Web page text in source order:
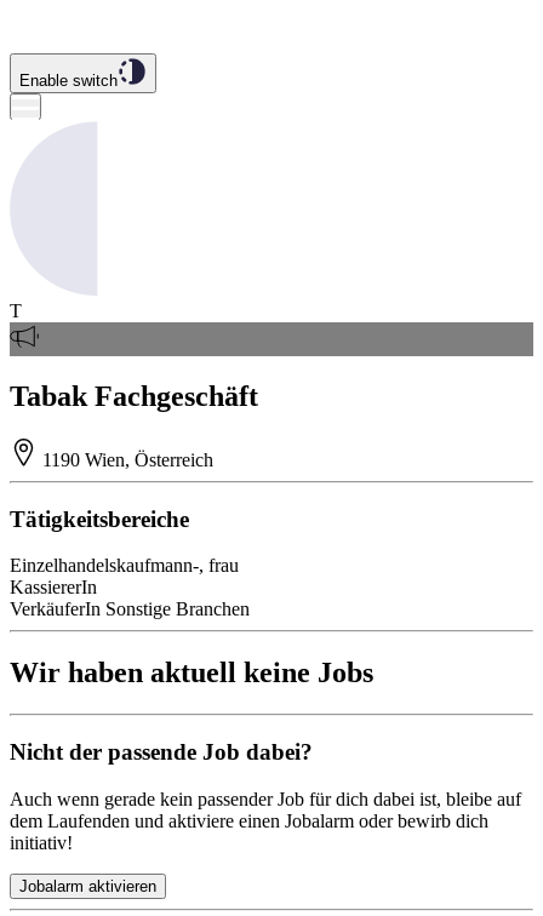
Enable switch
T
Tabak Fachgeschäft
1190 Wien, Österreich
Tätigkeitsbereiche
Einzelhandelskaufmann-, frau
KassiererIn
VerkäuferIn Sonstige Branchen
Wir haben aktuell keine Jobs
Nicht der passende Job dabei?
Auch wenn gerade kein passender Job für dich dabei ist, bleibe auf
dem Laufenden und aktiviere einen Jobalarm oder bewirb dich
initiativ!
Jobalarm aktivieren